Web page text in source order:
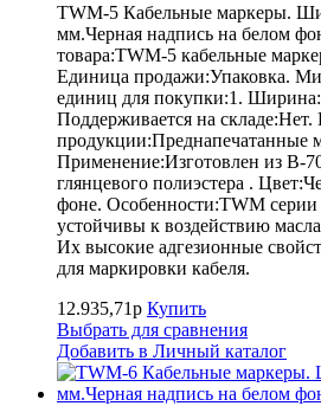
TWM-5 Кабельные маркеры.
мм.Черная надпись на белом
товара:TWM-5 кабельные
Единица продажи:Упаковка.
единиц для покупки:1.
Поддерживается на складе:Нет.
продукции:Преднапечатанные
Применение:Изготовлен из B-
глянцевого полиэстера .
фоне. Особенности:TWM
устойчивы к воздействию
Их высокие адгезионные
для маркировки кабеля.
12.935,71р Купить
Выбрать для сравнения
Добавить в Личный каталог